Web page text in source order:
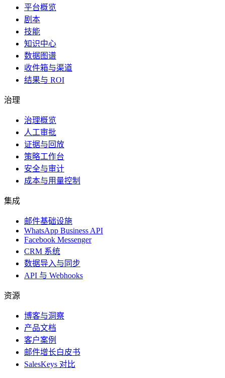
平台概览
剧本
技能
知识中心
数据图谱
收件箱与渠道
结果与 ROI
治理
治理概览
人工审批
证据与回放
策略工作台
安全与审计
成本与用量控制
集成
邮件基础设施
WhatsApp Business API
Facebook Messenger
CRM 系统
数据导入与同步
API 与 Webhooks
资源
博客与洞察
产品文档
客户案例
邮件增长白皮书
SalesKeys 对比